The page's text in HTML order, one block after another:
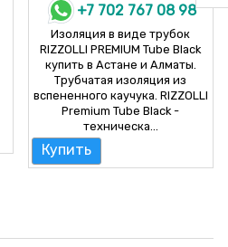
+7 702 767 08 98
Изоляция в виде трубок
RIZZOLLI PREMIUM Tube Black
купить в Астане и Алматы.
Трубчатая изоляция из
вспененного каучука. RIZZOLLI
Premium Tube Black -
техническа...
Купить